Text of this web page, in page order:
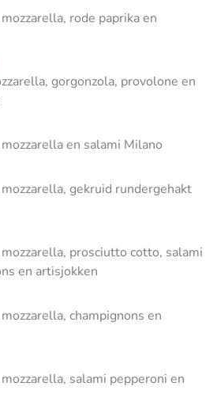
rode paprika en
gorgonzola, provolone en
en salami Milano
gekruid rundergehakt
prosciutto cotto, salami
en artisjokken
champignons en
salami pepperoni en